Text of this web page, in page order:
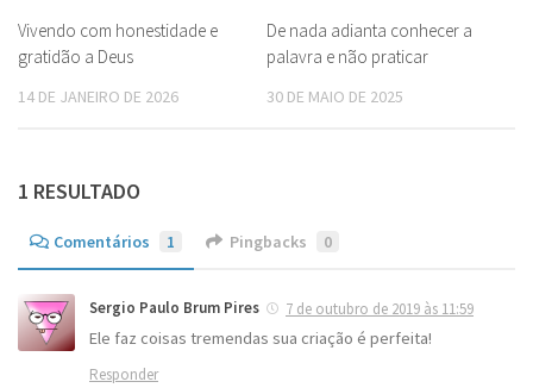
Vivendo com honestidade e
gratidão a Deus
14 DE JANEIRO DE 2026
De nada adianta conhecer a
palavra e não praticar
30 DE MAIO DE 2025
1 RESULTADO
Comentários 1 Pingbacks 0
Sergio Paulo Brum Pires 7 de outubro de 2019 às 11:59
Ele faz coisas tremendas sua criação é perfeita!
Responder